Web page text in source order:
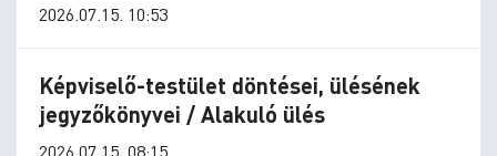
2026.07.15. 10:53
Képviselő-testület döntései, ülésének
jegyzőkönyvei / Alakuló ülés
2026.07.15. 08:15